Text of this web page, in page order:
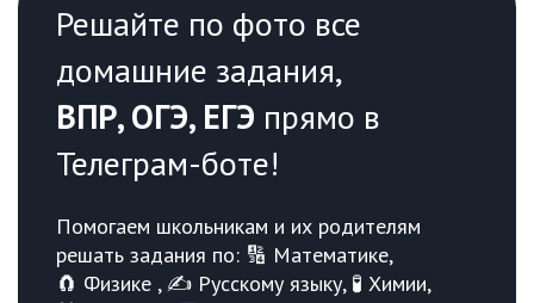
Решайте по фото все
домашние задания,
ВПР, ОГЭ, ЕГЭ прямо в
Телеграм-боте!
Помогаем школьникам и их родителям
решать задания по: 🔢 Математике,
🧲 Физике , ✍️ Русскому языку, 🧪 Химии,